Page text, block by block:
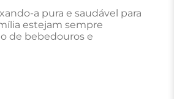
a pura e saudável para
estejam sempre
de bebedouros e